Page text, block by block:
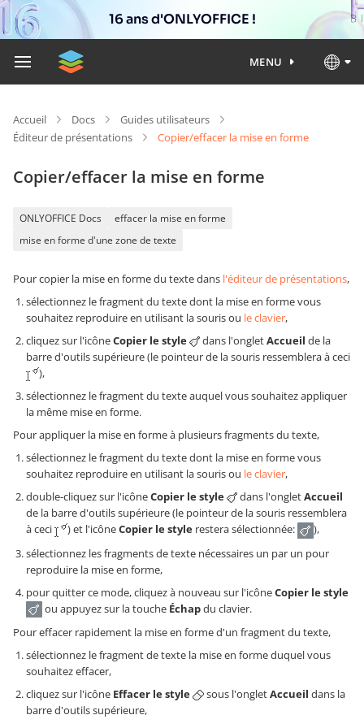
16 ans d'ONLYOFFICE !
MENU
Accueil Docs
Guides utilisateurs
Éditeur de présentations
Copier/effacer la mise en forme
Copier/effacer la mise en forme
ONLYOFFICE Docs
effacer la mise en forme
mise en forme d'une zone de texte
Pour copier la mise en forme du texte dans l'éditeur de présentations,
sélectionnez le fragment du texte dont la mise en forme vous
souhaitez reproduire en utilisant la souris ou le clavier,
cliquez sur l'icôneCopier le style dans l'ongletAccueil de la
barre d'outils supérieure (le pointeur de la souris ressemblera à ceci
),
sélectionnez le fragment du texte auquel vous souhaitez appliquer
la même mise en forme.
Pour appliquer la mise en forme à plusieurs fragments du texte,
sélectionnez le fragment du texte dont la mise en forme vous
souhaitez reproduire en utilisant la souris ou le clavier,
double-cliquez sur l'icôneCopier le style dans l'ongletAccueil
de la barre d'outils supérieure (le pointeur de la souris ressemblera
à ceci
) et l'icôneCopier le style restera sélectionnée:
),
sélectionnez les fragments de texte nécessaires un par un pour
reproduire la mise en forme,
pour quitter ce mode, cliquez à nouveau sur l'icôneCopier le style
ou appuyez sur la touche Échapdu clavier.
Pour effacer rapidement la mise en forme d'un fragment du texte,
sélectionnez le fragment de texte la mise en forme duquel vous
souhaitez effacer,
cliquez sur l'icône Effacer le style sous l'ongletAccueil dans la
barre d'outils supérieure,